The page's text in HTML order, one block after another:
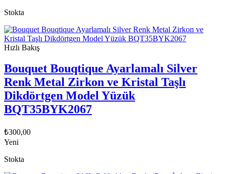
Stokta
Hızlı Bakış
Bouquet Bouqtique Ayarlamalı Silver
Renk Metal Zirkon ve Kristal Taşlı
Dikdörtgen Model Yüzük
BQT35BYK2067
₺300,00
Yeni
Stokta